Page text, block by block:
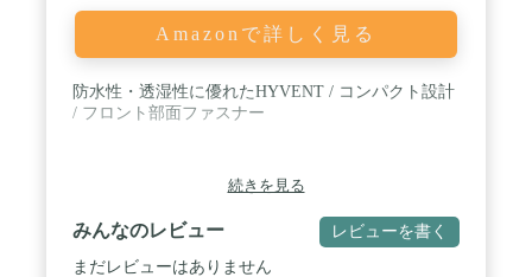
Amazonで詳しく見る
防水性・透湿性に優れたHYVENT / コンパクト設計
/ フロント部面ファスナー
続きを見る
みんなのレビュー レビューを書く
まだレビューはありません